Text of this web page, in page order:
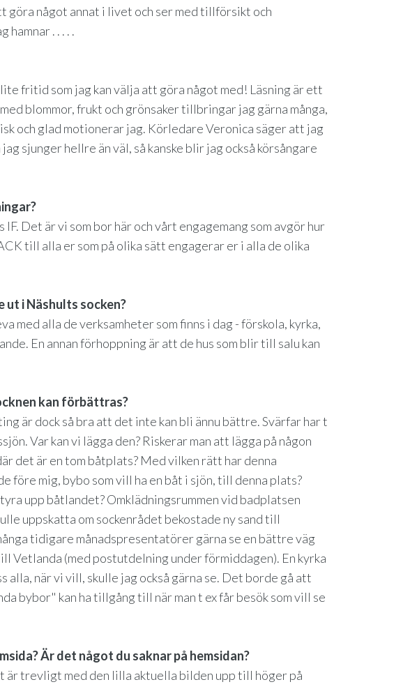
göra något annat i livet och ser med tillförsikt och
hamnar . . . . .
fritid som jag kan välja att göra något med! Läsning är ett
blommor, frukt och grönsaker tillbringar jag gärna många,
och glad motionerar jag. Körledare Veronica säger att jag
sjunger hellre än väl, så kanske blir jag också körsångare
IF. Det är vi som bor här och vårt engagemang som avgör hur
till alla er som på olika sätt engagerar er i alla de olika
ut i Näshults socken?
med alla de verksamheter som finns i dag - förskola, kyrka,
En annan förhoppning är att de hus som blir till salu kan
kan förbättras?
är dock så bra att det inte kan bli ännu bättre. Svärfar har t
Var kan vi lägga den? Riskerar man att lägga på någon
det är en tom båtplats? Med vilken rätt har denna
före mig, bybo som vill ha en båt i sjön, till denna plats?
upp båtlandet? Omklädningsrummen vid badplatsen
uppskatta om sockenrådet bekostade ny sand till
tidigare månadspresentatörer gärna se en bättre väg
Vetlanda (med postutdelning under förmiddagen). En kyrka
alla, när vi vill, skulle jag också gärna se. Det borde gå att
bybor" kan ha tillgång till när man t ex får besök som vill se
Är det något du saknar på hemsidan?
är trevligt med den lilla aktuella bilden upp till höger på